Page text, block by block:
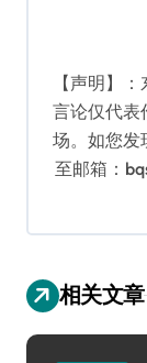
【声明】
言论仅代表
场。如您发
至邮箱：
相关文章